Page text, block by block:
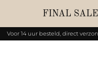
FINAL SALE
Voor 14 uur besteld, direct